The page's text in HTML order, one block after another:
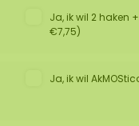
Ja, ik wil 2 haken
€7,75)
Ja, ik wil